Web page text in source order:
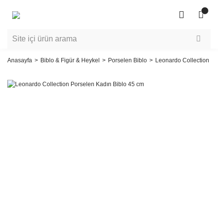
Anasayfa Biblo & Figür & Heykel Porselen Biblo Leonardo Collection